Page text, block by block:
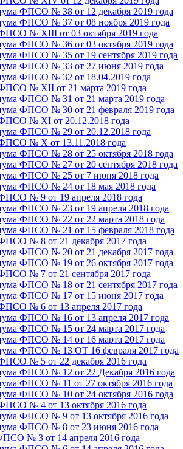
ФПСО № 38 от 12 декабря 2019 года
ФПСО № 37 от 08 ноября 2019 года
№ XIII от 03 октября 2019 года
ФПСО № 36 от 03 октября 2019 года
ФПСО № 35 от 19 сентября 2019 года
ФПСО № 33 от 27 июня 2019 года
ФПСО № 32 от 18.04.2019 года
ФПСО № XII от 21 марта 2019 года
ФПСО № 31 от 21 марта 2019 года
ФПСО № 30 от 21 февраля 2019 года
ФПСО № XI от 20.12.2018 года
ФПСО № 29 от 20.12.2018 года
ФПСО № X от 13.11.2018 года
ФПСО № 28 от 25 октября 2018 года
ФПСО № 27 от 20 сентября 2018 года
ФПСО № 25 от 7 июня 2018 года
ФПСО № 24 от 18 мая 2018 года
№ 9 от 19 апреля 2018 года
ФПСО № 23 от 19 апреля 2018 года
ФПСО № 22 от 22 марта 2018 года
ФПСО № 21 от 15 февраля 2018 года
№ 8 от 21 декабря 2017 года
ФПСО № 20 от 21 декабря 2017 года
ФПСО № 19 от 26 октября 2017 года
№ 7 от 21 сентября 2017 года
ФПСО № 18 от 21 сентября 2017 года
ФПСО № 17 от 15 июня 2017 года
№ 6 от 13 апреля 2017 года
ФПСО № 16 от 13 апреля 2017 года
ФПСО № 15 от 24 марта 2017 года
ФПСО № 14 от 16 марта 2017 года
ФПСО № 13 ОТ 16 февраля 2017 года
№ 5 от 22 декабря 2016 года
ФПСО № 12 от 22 Декабря 2016 года
ФПСО № 11 от 27 октября 2016 года
ФПСО № 10 от 24 октября 2016 года
№ 4 от 13 октября 2016 года
ФПСО № 9 от 13 октября 2016 года
ФПСО № 8 от 23 июня 2016 года
№ 3 от 14 апреля 2016 года